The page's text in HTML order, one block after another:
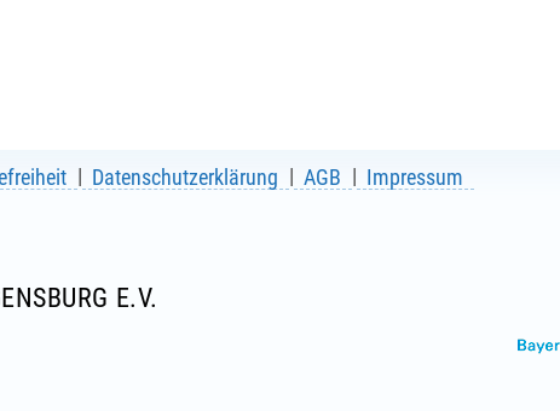
Datenschutzerklärung AGB Impressum
E.V.